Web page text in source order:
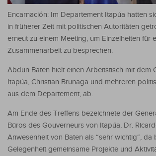
Encarnación: Im Departement Itapúa hatten
in früherer Zeit mit politischen Autoritäten
erneut zu einem Meeting, um Einzelheiten für
Zusammenarbeit zu besprechen.
Abdun Baten hielt einen Arbeitstisch mit dem
Itapúa, Christian Brunaga und mehreren
aus dem Departement, ab.
Am Ende des Treffens bezeichnete der
Büros des Gouverneurs von Itapúa, Dr.
Anwesenheit von Baten als “sehr wichtig“, da
Gelegenheit gemeinsame Projekte und